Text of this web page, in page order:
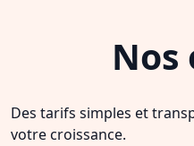
Nos
Des tarifs simples et
votre croissance.